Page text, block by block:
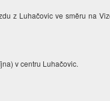
z Luhačovic ve směru na
v centru Luhačovic.